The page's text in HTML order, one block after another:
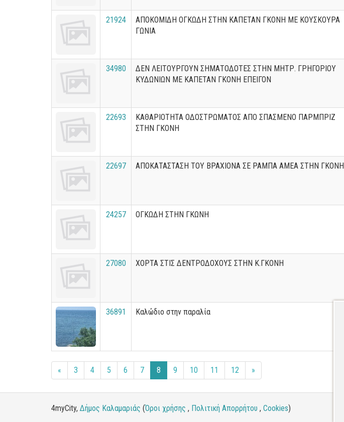
21924
ΑΠΟΚΟΜΙΔΗ ΟΓΚΩΔΗ ΣΤΗΝ ΚΑΠΕΤΑΝ ΓΚΟΝΗ ΜΕ ΚΟΥΣΚΟΥΡΑ
ΓΩΝΙΑ
34980
ΔΕΝ ΛΕΙΤΟΥΡΓΟΥΝ ΣΗΜΑΤΟΔΟΤΕΣ ΣΤΗΝ ΜΗΤΡ. ΓΡΗΓΟΡΙΟΥ
ΚΥΔΩΝΙΩΝ ΜΕ ΚΑΠΕΤΑΝ ΓΚΟΝΗ ΕΠΕΙΓΟΝ
22693
ΚΑΘΑΡΙΟΤΗΤΑ ΟΔΟΣΤΡΩΜΑΤΟΣ ΑΠΟ ΣΠΑΣΜΕΝΟ ΠΑΡΜΠΡΙΖ
ΣΤΗΝ ΓΚΟΝΗ
22697 ΑΠΟΚΑΤΑΣΤΑΣΗ ΤΟΥ ΒΡΑΧΙΟΝΑ ΣΕ ΡΑΜΠΑ ΑΜΕΑ ΣΤΗΝ ΓΚΟΝΗ
24257 ΟΓΚΩΔΗ ΣΤΗΝ ΓΚΩΝΗ
27080 ΧΟΡΤΑ ΣΤΙΣ ΔΕΝΤΡΟΔΟΧΟΥΣ ΣΤΗΝ Κ.ΓΚΟΝΗ
36891 Καλώδιο στην παραλία
« 3 4 5 6 7 8 9 10 11 12 »
4myCity, Δήμος Καλαμαριάς (Όροι χρήσης , Πολιτική Απορρήτου , Cookies)